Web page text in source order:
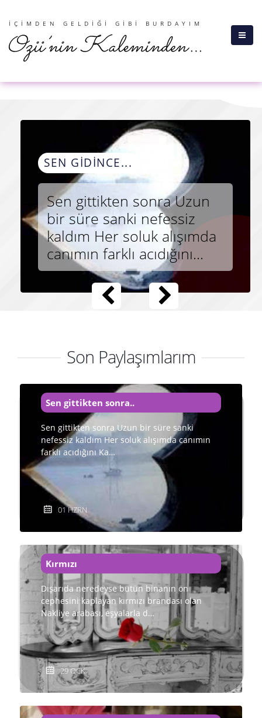
İÇIMDEN GELDIĞI GIBI BURDAYIM
SEN GIDINCE...
Sen gittikten sonra Uzun
bir süre sanki nefessiz
kaldım Her soluk alışımda
canımın farklı acıdığını...
Son Paylaşımlarım
Sen gittikten sonra..
Sen gittikten sonra Uzun bir süre sanki
nefessiz kaldım Her soluk alışımda canımın
farklı acıdığını Ka…
01 HZRN
Kırmızı
Dışarıda neredeyse bütün binanın ön
cephesini kaplayan kırmızı brandası olan
Nakliye arabası, eşyalarla d…
29 OCK